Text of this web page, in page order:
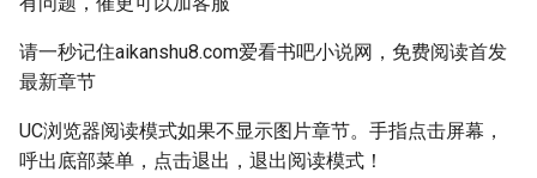
请一秒记住aikanshu8.com爱看书吧小说网，免费阅读首发
最新章节
UC浏览器阅读模式如果不显示图片章节。手指点击屏幕，
呼出底部菜单，点击退出，退出阅读模式！